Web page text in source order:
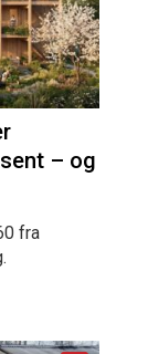
– og
fra